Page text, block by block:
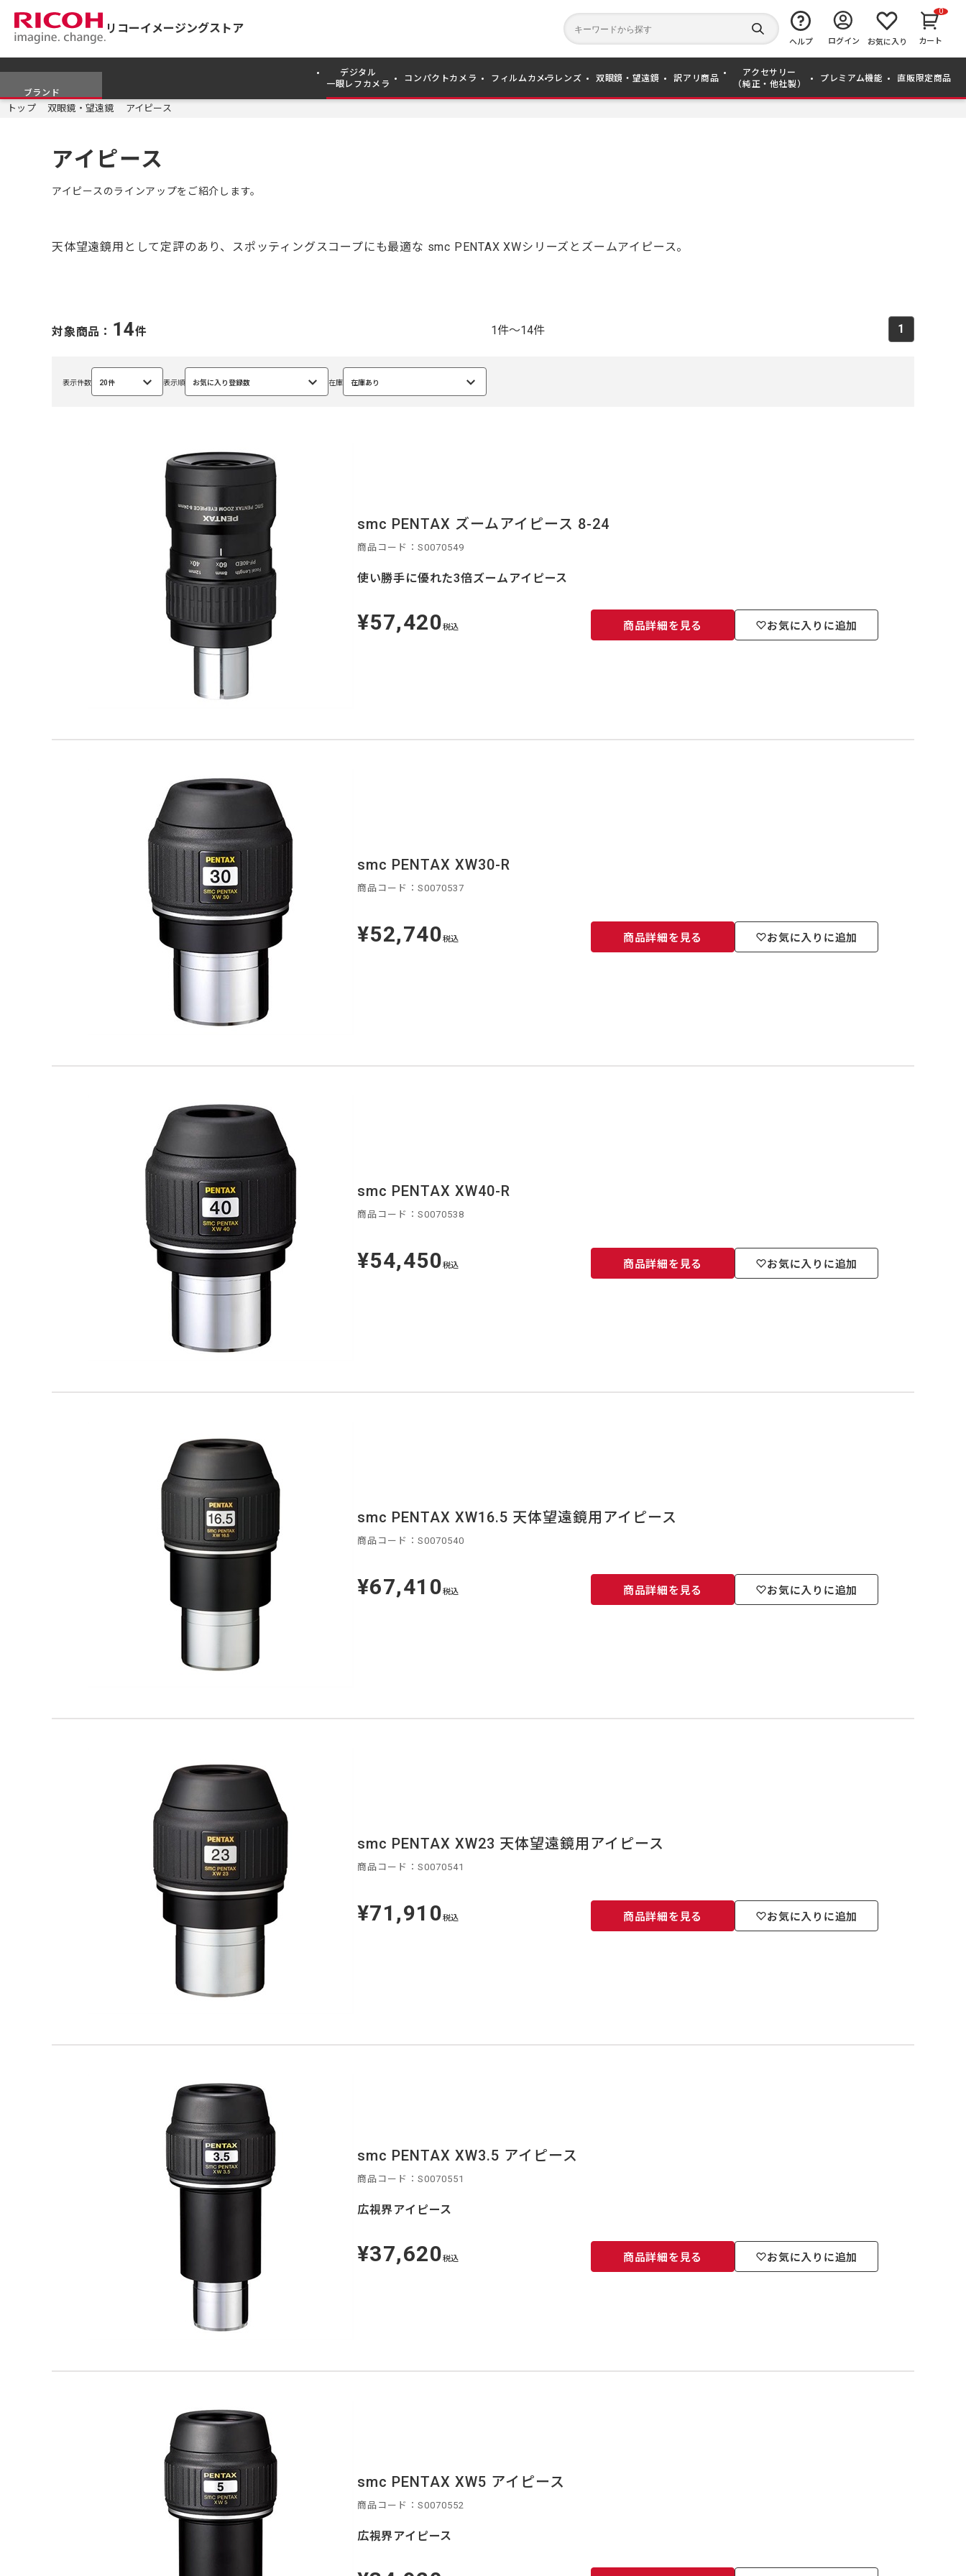
リコーイメージングストア
か
ら
検
索
す
る
ヘルプ ログイン お気に入り
0
カート
ブランド
デジタル
一眼レフカメラ
コンパクトカメラ フィルムカメラ レンズ 双眼鏡・望遠鏡 訳アリ商品
アクセサリー
（純正・他社製）
プレミアム機能 直販限定商品
トップ 双眼鏡・望遠鏡 アイピース
アイピース
アイピースのラインアップをご紹介します。
天体望遠鏡用として定評のあり、スポッティングスコープにも最適な smc PENTAX XWシリーズとズームアイピース。
対象商品： 14件 1件～14件 1
表示件数 20件
選
択
表示順 お気に入り登録数
選
択
在庫 在庫あり
選
択
smc PENTAX ズームアイピース 8-24
商品コード：S0070549
使い勝手に優れた3倍ズームアイピース
定
価
¥57,420税込 商品詳細を見る お気に入りに追加
smc PENTAX XW30-R
商品コード：S0070537
定
価
¥52,740税込 商品詳細を見る お気に入りに追加
smc PENTAX XW40-R
商品コード：S0070538
定
価
¥54,450税込 商品詳細を見る お気に入りに追加
smc PENTAX XW16.5 天体望遠鏡用アイピース
商品コード：S0070540
定
価
¥67,410税込 商品詳細を見る お気に入りに追加
smc PENTAX XW23 天体望遠鏡用アイピース
商品コード：S0070541
定
価
¥71,910税込 商品詳細を見る お気に入りに追加
smc PENTAX XW3.5 アイピース
商品コード：S0070551
広視界アイピース
定
価
¥37,620税込 商品詳細を見る お気に入りに追加
smc PENTAX XW5 アイピース
商品コード：S0070552
広視界アイピース
定